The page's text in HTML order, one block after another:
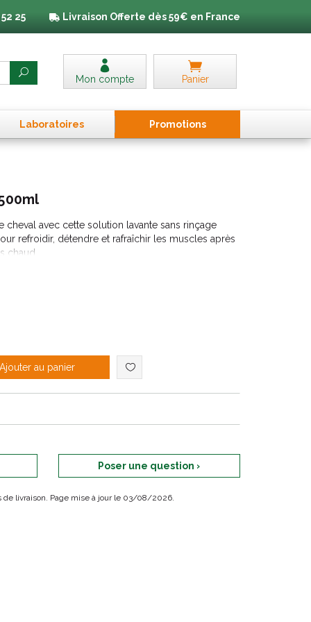
25 Livraison Offerte dès 59€ en France
Mon compte Panier
Laboratoires Promotions
cheval avec cette solution lavante sans rinçage
refroidir, détendre et rafraîchir les muscles après
chaud
au panier
Poser une question ›
de livraison. Page mise à jour le 03/08/2026.